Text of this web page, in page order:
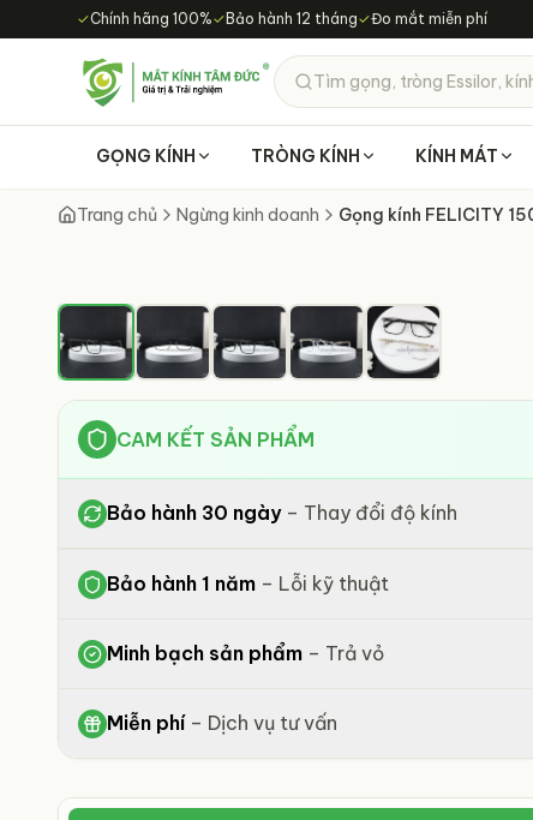
Chuyển đến nội dung chính
✓Chính hãng 100%✓ Bảo hành 12 tháng✓Đo mắt miễn phí
Tìm gọng, tròng Essilor,
GỌNG KÍNH TRÒNG KÍNH KÍNH MÁT
Trang chủ Ngừng kinh doanh Gọng kính FELICITY
CAM KẾT SẢN PHẨM
Bảo hành 30 ngày– Thay đổi độ kính
Bảo hành 1 năm – Lỗi kỹ thuật
Minh bạch sản phẩm – Trả vỏ
Miễn phí– Dịch vụ tư vấn